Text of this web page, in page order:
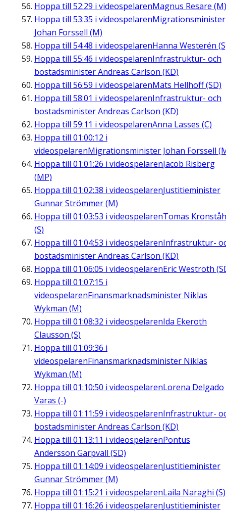
Hoppa till 52:29 i videospelarenMagnus Resare (M)
Hoppa till 53:35 i videospelarenMigrationsminister
Johan Forssell (M)
Hoppa till 54:48 i videospelarenHanna Westerén
Hoppa till 55:46 i videospelarenInfrastruktur- och
bostadsminister Andreas Carlson (KD)
Hoppa till 56:59 i videospelarenMats Hellhoff (SD)
Hoppa till 58:01 i videospelarenInfrastruktur- och
bostadsminister Andreas Carlson (KD)
Hoppa till 59:11 i videospelarenAnna Lasses (C)
Hoppa till 01:00:12 i
videospelarenMigrationsminister Johan Forssell
Hoppa till 01:01:26 i videospelarenJacob Risberg
(MP)
Hoppa till 01:02:38 i videospelarenJustitieminister
Gunnar Strömmer (M)
Hoppa till 01:03:53 i videospelarenTomas
(S)
Hoppa till 01:04:53 i videospelarenInfrastruktur-
bostadsminister Andreas Carlson (KD)
Hoppa till 01:06:05 i videospelarenEric Westroth
Hoppa till 01:07:15 i
videospelarenFinansmarknadsminister Niklas
Wykman (M)
Hoppa till 01:08:32 i videospelarenIda Ekeroth
Clausson (S)
Hoppa till 01:09:36 i
videospelarenFinansmarknadsminister Niklas
Wykman (M)
Hoppa till 01:10:50 i videospelarenLorena Delgado
Varas (-)
Hoppa till 01:11:59 i videospelarenInfrastruktur-
bostadsminister Andreas Carlson (KD)
Hoppa till 01:13:11 i videospelarenPontus
Andersson Garpvall (SD)
Hoppa till 01:14:09 i videospelarenJustitieminister
Gunnar Strömmer (M)
Hoppa till 01:15:21 i videospelarenLaila Naraghi (S)
Hoppa till 01:16:26 i videospelarenJustitieminister